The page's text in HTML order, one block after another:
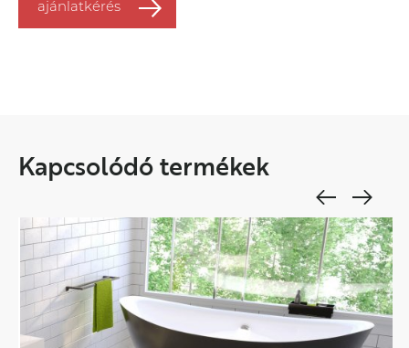
ajánlatkérés
Kapcsolódó termékek